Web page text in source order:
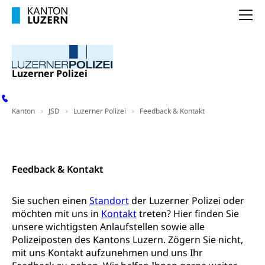
Luzerner Polizei
Kanton JSD Luzerner Polizei Feedback & Kontakt
Feedback & Kontakt
Sie suchen einen Standortder Luzerner Polizei oder
möchten mit uns in Kontakttreten? Hier finden Sie
unsere wichtigsten Anlaufstellen sowie alle
Polizeiposten des Kantons Luzern. Zögern Sie nicht,
mit uns Kontakt aufzunehmen und uns Ihr
Altersvorsorge (gruezi.lu.ch)
Bildung und Forschung
Forschungsförderung, Wissenschaftsmarketing,
Wissenschaft, Forschung, Entwicklung, Projekte
Innovative Projekte Landwirtschaft und
Umschulung, zweiter Bildungsweg,
Studienberatung, Beratung und Unterstützung,
Erwachsenenmatura
Bildungsgutscheine Grundkompetenzen
Bildung & Berufsabschluss für Erwachsene
Berufliche Grundbildung
Lehre, Berufsfachschule, Lehrbetrieb, Lehrvertrag,
Berufsberatung, Qualifikationsverfahren,
Berufswahl & Berufsberatung, Schnupperlehre und
Lehrstellensuche, Berufsmaturität,